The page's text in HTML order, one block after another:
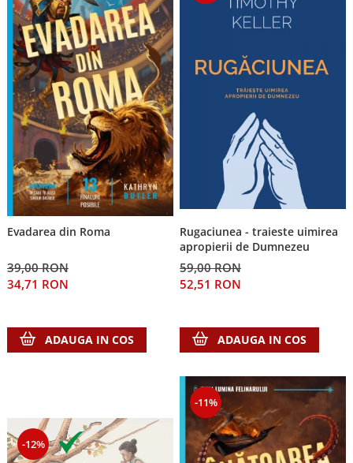
Evadarea din Roma
39,00 RON
34,71 RON
ADAUGA IN COS
Rugaciunea - traieste uimirea
apropierii de Dumnezeu
59,00 RON
52,51 RON
ADAUGA IN COS
-12%
-11%